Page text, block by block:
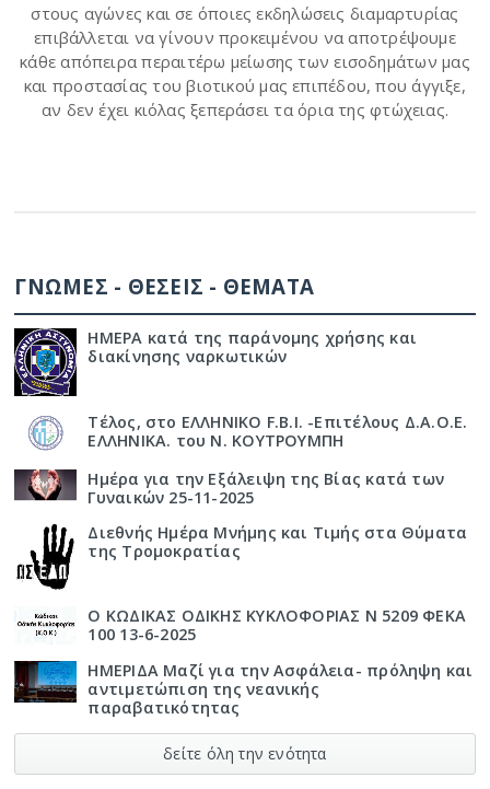
στους αγώνες και σε όποιες εκδηλώσεις διαμαρτυρίας
επιβάλλεται να γίνουν προκειμένου να αποτρέψουμε
κάθε απόπειρα περαιτέρω μείωσης των εισοδημάτων μας
και προστασίας του βιοτικού μας επιπέδου, που άγγιξε,
αν δεν έχει κιόλας ξεπεράσει τα όρια της φτώχειας.
ΓΝΩΜΕΣ - ΘΕΣΕΙΣ - ΘΕΜΑΤΑ
ΗΜΕΡΑ κατά της παράνομης χρήσης και
διακίνησης ναρκωτικών
Τέλος, στο ΕΛΛΗΝΙΚΟ F.B.I. -Επιτέλους Δ.Α.Ο.Ε.
ΕΛΛΗΝΙΚΑ. του Ν. ΚΟΥΤΡΟΥΜΠΗ
Ημέρα για την Εξάλειψη της Βίας κατά των
Γυναικών 25-11-2025
Διεθνής Ημέρα Μνήμης και Τιμής στα Θύματα
της Τρομοκρατίας
Ο ΚΩΔΙΚΑΣ ΟΔΙΚΗΣ ΚΥΚΛΟΦΟΡΙΑΣ Ν 5209 ΦΕΚΑ
100 13-6-2025
ΗΜΕΡΙΔΑ Μαζί για την Ασφάλεια- πρόληψη και
αντιμετώπιση της νεανικής
παραβατικότητας
δείτε όλη την ενότητα